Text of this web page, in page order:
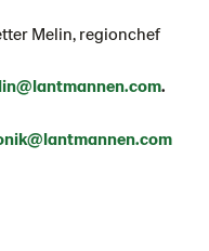
Melin, regionchef
.